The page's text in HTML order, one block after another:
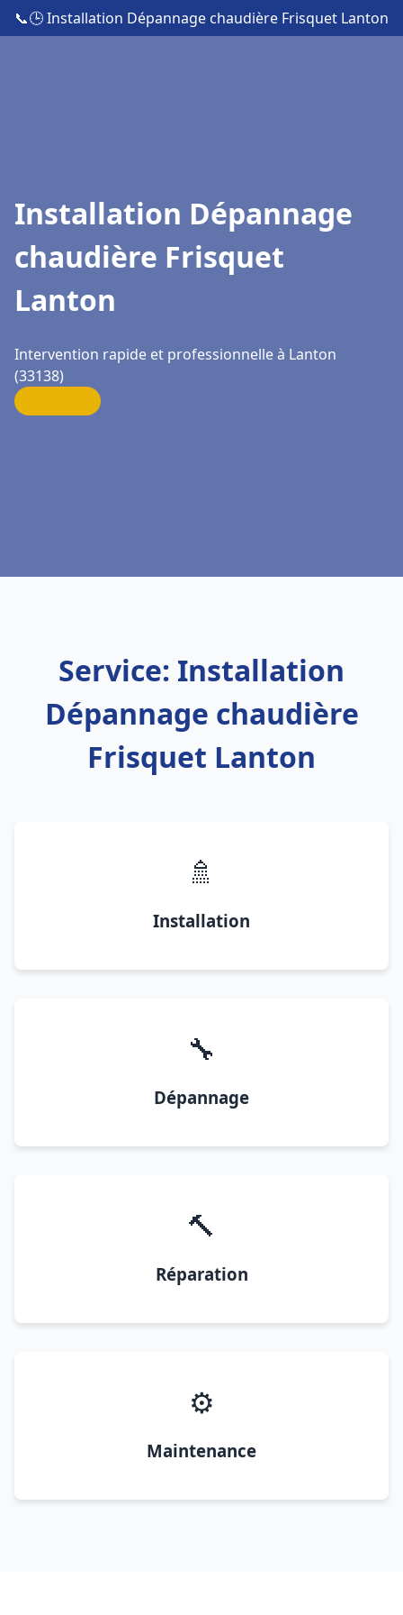
📞🕒 Installation Dépannage chaudière Frisquet Lanton
Installation Dépannage
chaudière Frisquet
Lanton
Intervention rapide et professionnelle à Lanton
(33138)
Service: Installation
Dépannage chaudière
Frisquet Lanton
🚿
Installation
🔧
Dépannage
🔨
Réparation
⚙️
Maintenance